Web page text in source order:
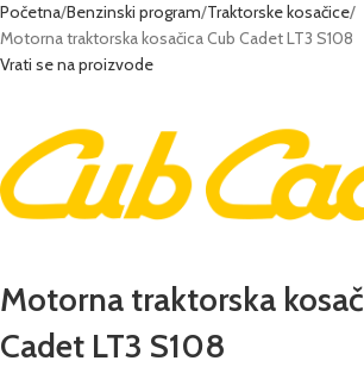
Početna Benzinski program Traktorske kosačice
Motorna traktorska kosačica Cub Cadet LT3 S108
Vrati se na proizvode
Motorna traktorska
Cadet LT3 S108